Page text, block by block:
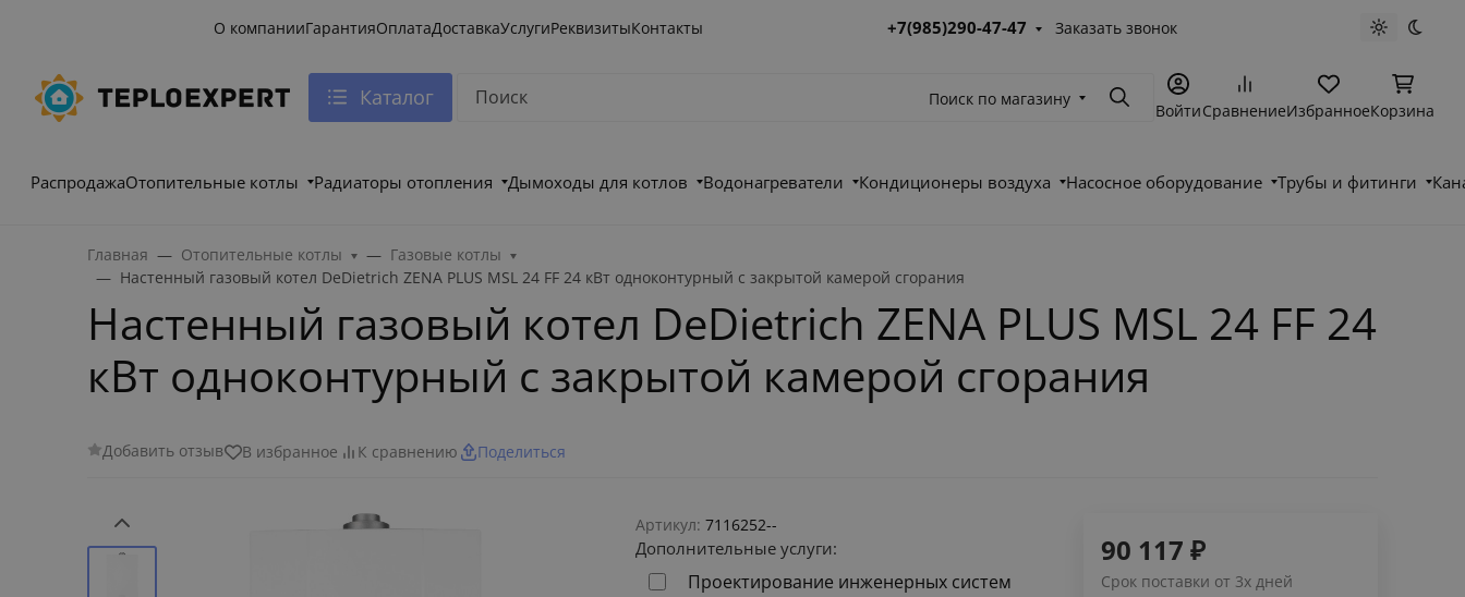
О компанииГарантияОплатаДоставкаУслугиРеквизитыКонтакты +7(985)290-47-47 Заказать звонок Светлая
Каталог Поиск по магазину ПоискВойтиСравнениеИзбранноеКорзина
РаспродажаОтопительные котлы Радиаторы отопления Дымоходы для котлов Водонагреватели Кондиционеры воздуха Насосное оборудование Трубы и фитинги
Главная Отопительные котлы
Газовые котлы
Настенный газовый котел DeDietrich ZENA PLUS MSL 24 FF 24 кВт одноконтурный с закрытой камерой сгорания
Настенный газовый котел DeDietrich ZENA PLUS MSL 24 FF 24
кВт одноконтурный с закрытой камерой сгорания
Добавить отзыв В избранное К сравнению Поделиться
Артикул: 7116252--
Дополнительные услуги:
Проектирование инженерных систем
90 117 ₽
Срок поставки от 3х дней